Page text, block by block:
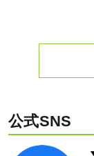
公式SNS